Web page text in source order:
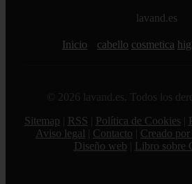
lavand.es
Inicio cabello cosmetica
© 2026 lavand.es. Todos los
Sitemap
RSS Política de Cookies
Aviso legal
Contacto
Creado
Diseño web
Libro sobre